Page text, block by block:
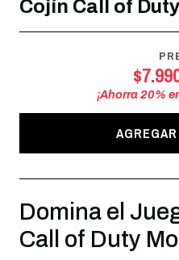
Cojín Call of
¡Ahorra20%
Domina el
Call of Duty